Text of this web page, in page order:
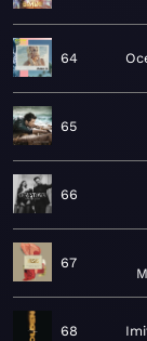
64
65
66
67
68